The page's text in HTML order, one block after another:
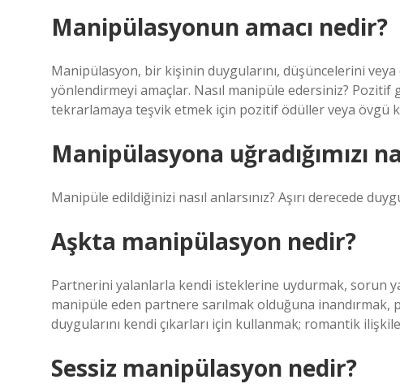
Manipülasyonun amacı nedir?
Manipülasyon, bir kişinin duygularını, düşüncelerini
yönlendirmeyi amaçlar. Nasıl manipüle edersiniz? Pozitif
tekrarlamaya teşvik etmek için pozitif ödüller veya övgü
Manipülasyona uğradığımızı
Manipüle edildiğinizi nasıl anlarsınız? Aşırı derecede
Aşkta manipülasyon nedir?
Partnerini yalanlarla kendi isteklerine uydurmak, sorun
manipüle eden partnere sarılmak olduğuna
duygularını kendi çıkarları için kullanmak; romantik
Sessiz manipülasyon nedir?